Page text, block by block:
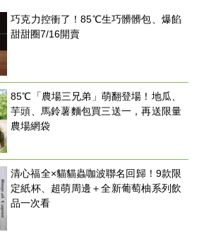
巧克力控衝了！85℃生巧髒髒包、爆餡
甜甜圈7/16開賣
85℃「農場三兄弟」萌翻登場！地瓜、
芋頭、馬鈴薯麵包買三送一，再送限量
農場網袋
清心福全×貓貓蟲咖波聯名回歸！9款限
定紙杯、超萌周邊＋全新葡萄柚系列飲
品一次看